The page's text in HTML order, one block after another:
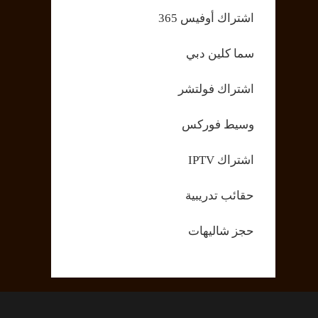
اشتراك أوفيس 365
سما كلين دبي
اشتراك فولتشر
وسيط فوركس
اشتراك IPTV
حقائب تدريبية
حجز شاليهات